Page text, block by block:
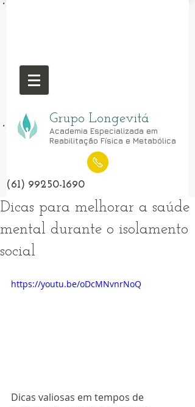
Grupo Longevitá
Academia Especializada em
Reabilitação Física e Metabólica
(61) 99250-1690
Dicas para melhorar a saúde
mental durante o isolamento
social
https://youtu.be/oDcMNvnrNoQ
Dicas valiosas em tempos de